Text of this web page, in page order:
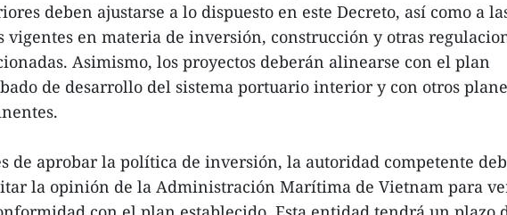
deben ajustarse a lo dispuesto en este Decreto, así como a
vigentes en materia de inversión, construcción y otras
Asimismo, los proyectos deberán alinearse con el plan
de desarrollo del sistema portuario interior y con otros
de aprobar la política de inversión, la autoridad competente
la opinión de la Administración Marítima de Vietnam para